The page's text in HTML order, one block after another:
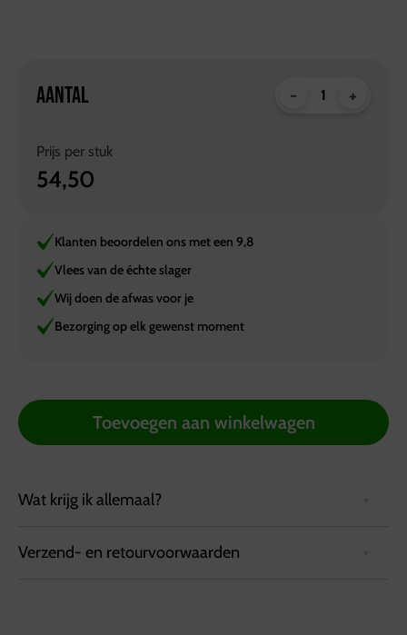
AANTAL - +
Prijs per stuk
54,50
Klanten beoordelen ons met een 9,8
Vlees van de échte slager
Wij doen de afwas voor je
Bezorging op elk gewenst moment
Toevoegen aan winkelwagen
Wat krijg ik allemaal?
Wrap it up en bestel deze schotel met heerlijk gevulde
Verzend- en retourvoorwaarden